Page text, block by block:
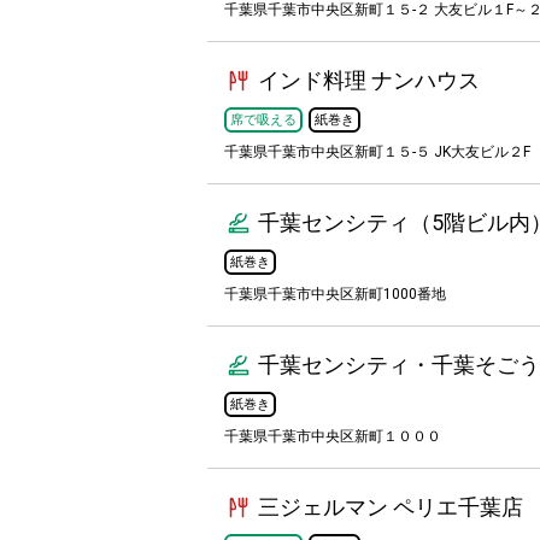
千葉県千葉市中央区新町１５-２ 大友ビル１F～
インド料理 ナンハウス
席で吸える 紙巻き
千葉県千葉市中央区新町１５-５ JK大友ビル２F
千葉センシティ（5階ビル内）
紙巻き
千葉県千葉市中央区新町1000番地
千葉センシティ・千葉そご
紙巻き
千葉県千葉市中央区新町１０００
三ジェルマン ペリエ千葉店